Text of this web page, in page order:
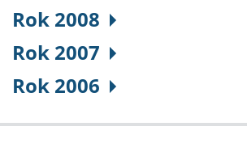
Rok 2008
Rok 2007
Rok 2006